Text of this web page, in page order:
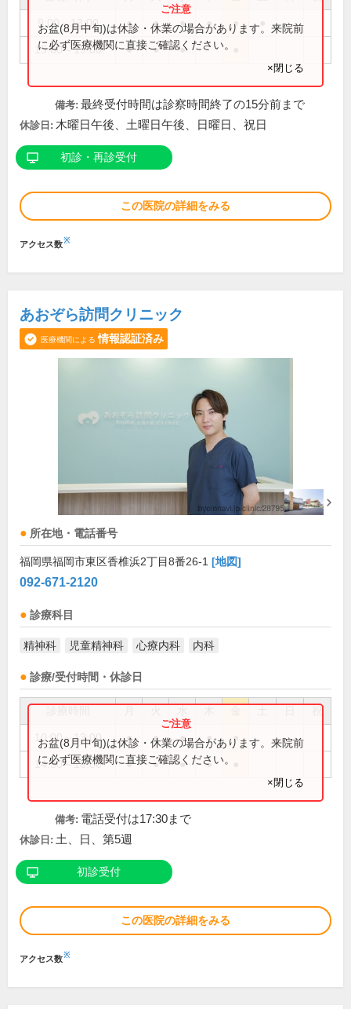
9:00～13:00 ● ● ● ● ●
15:00～19:00 ● ● ●
お盆(8月中旬)は休診・休業の場合があります。来院前
に必ず医療機関に直接ご確認ください。
×閉じる
備考: 最終受付時間は診察時間終了の15分前まで
休診日: 木曜日午後、土曜日午後、日曜日、祝日
初診・再診受付
この医院の詳細をみる
アクセス数※
あおぞら訪問クリニック
医療機関による 情報認証済み
所在地・電話番号
福岡県福岡市東区香椎浜2丁目8番26-1 [地図]
092-671-2120
診療科目
精神科 児童精神科 心療内科 内科
診療/受付時間・休診日
祝
10:00～13:00 ● ● ● ● ●
14:30～18:00 ● ● ● ●
お盆(8月中旬)は休診・休業の場合があります。来院前
に必ず医療機関に直接ご確認ください。
×閉じる
備考: 電話受付は17:30まで
休診日: 土、日、第5週
初診受付
この医院の詳細をみる
アクセス数※